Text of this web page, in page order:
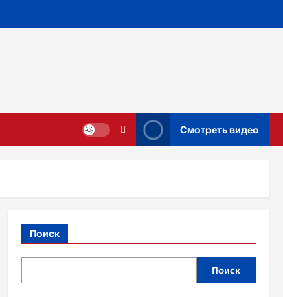
Смотреть видео
Поиск
Поиск